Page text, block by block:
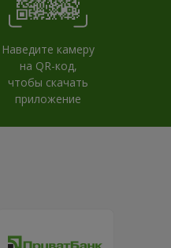
Наведите камеру
на QR-код,
чтобы скачать
приложение